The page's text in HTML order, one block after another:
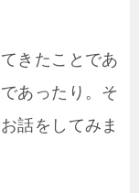
きたことであ
あったり。そ
話をしてみま